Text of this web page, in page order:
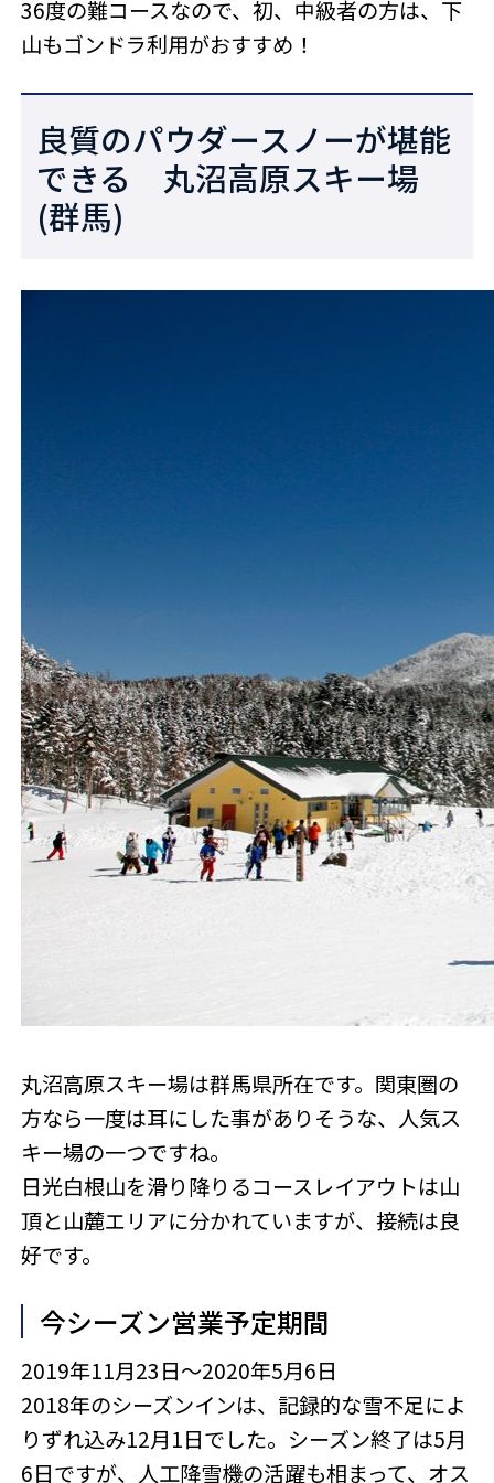
36度の難コースなので、初、中級者の方は、下
山もゴンドラ利用がおすすめ！
良質のパウダースノーが堪能
できる 丸沼高原スキー場
(群馬)
丸沼高原スキー場は群馬県所在です。関東圏の
方なら一度は耳にした事がありそうな、人気ス
キー場の一つですね。
日光白根山を滑り降りるコースレイアウトは山
頂と山麓エリアに分かれていますが、接続は良
好です。
今シーズン営業予定期間
2019年11月23日～2020年5月6日
2018年のシーズンインは、記録的な雪不足によ
りずれ込み12月1日でした。シーズン終了は5月
6日ですが、人工降雪機の活躍も相まって、オス